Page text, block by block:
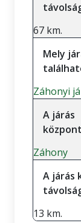
67 km.
Mely
Záhonyi
A járás
Záhony
A járás
13 km.